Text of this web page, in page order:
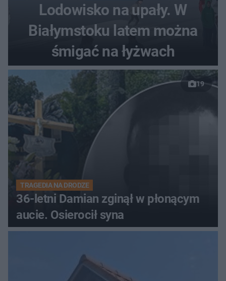
Lodowisko na upały. W
Białymstoku latem można
śmigać na łyżwach
19
TRAGEDIA NA DRODZE
36-letni Damian zginął w płonącym
aucie. Osierocił syna